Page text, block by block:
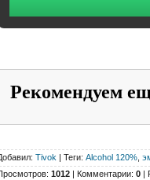
Рекомендуем
Tivok | Теги: Alcohol 120%
1012 | Комментарии: 0 |